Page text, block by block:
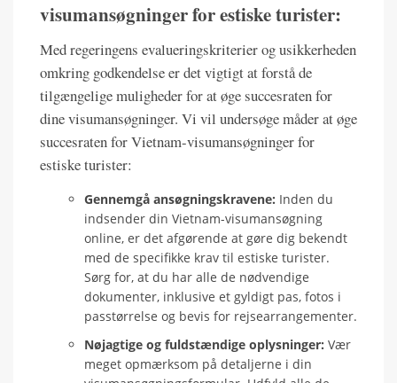
visumansøgninger for estiske turister:
Med regeringens evalueringskriterier og usikkerheden
omkring godkendelse er det vigtigt at forstå de
tilgængelige muligheder for at øge succesraten for
dine visumansøgninger. Vi vil undersøge måder at øge
succesraten for Vietnam-visumansøgninger for
estiske turister:
Gennemgå ansøgningskravene: Inden du
indsender din Vietnam-visumansøgning
online, er det afgørende at gøre dig bekendt
med de specifikke krav til estiske turister.
Sørg for, at du har alle de nødvendige
dokumenter, inklusive et gyldigt pas, fotos i
passtørrelse og bevis for rejsearrangementer.
Nøjagtige og fuldstændige oplysninger: Vær
meget opmærksom på detaljerne i din